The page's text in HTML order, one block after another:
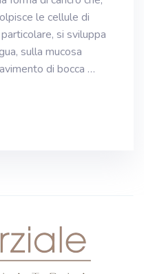
le cellule di
si sviluppa
sulla mucosa
di bocca …